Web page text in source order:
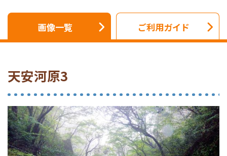
画像一覧 ご利用ガイド
天安河原3